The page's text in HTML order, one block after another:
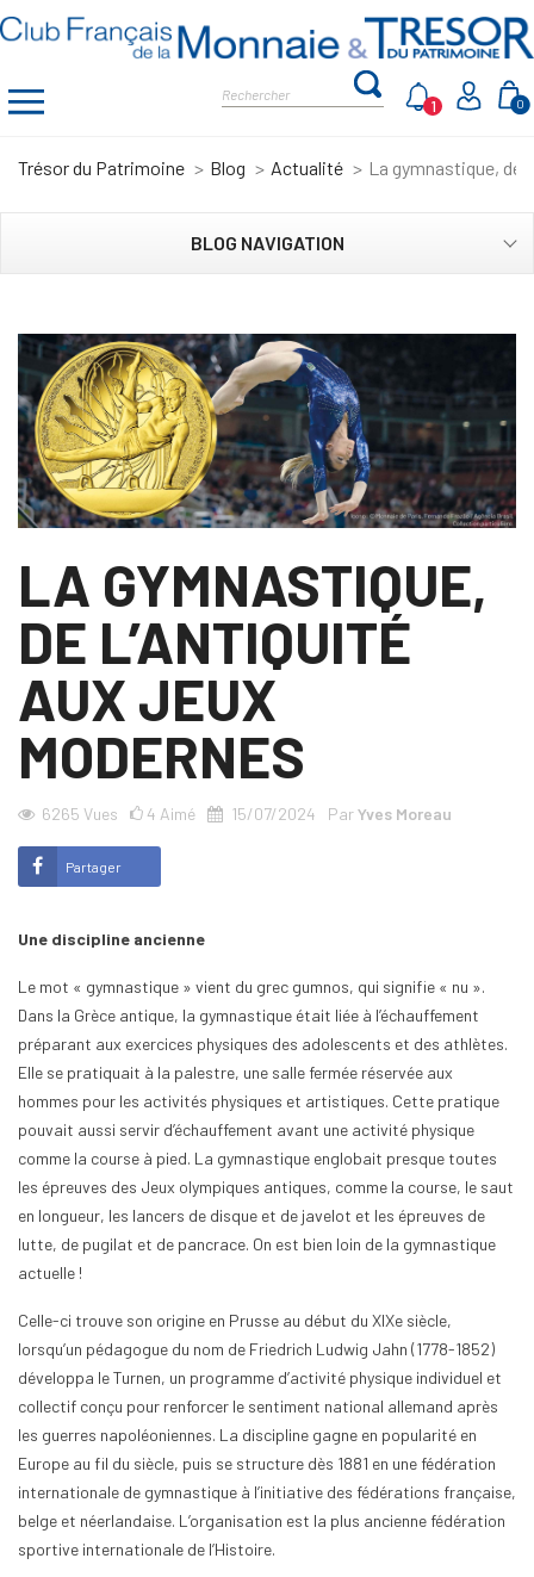
0
1
Trésor du Patrimoine Blog Actualité La gymnastique, de
BLOG NAVIGATION
LA GYMNASTIQUE,
DE L’ANTIQUITÉ
AUX JEUX
MODERNES
6265 Vues 4 Aimé 15/07/2024 ParYves Moreau
Partager
Une discipline ancienne
Le mot « gymnastique » vient du grec gumnos, qui signifie « nu ».
Dans la Grèce antique, la gymnastique était liée à l’échauffement
préparant aux exercices physiques des adolescents et des athlètes.
Elle se pratiquait à la palestre, une salle fermée réservée aux
hommes pour les activités physiques et artistiques. Cette pratique
pouvait aussi servir d’échauffement avant une activité physique
comme la course à pied. La gymnastique englobait presque toutes
les épreuves des Jeux olympiques antiques, comme la course, le saut
en longueur, les lancers de disque et de javelot et les épreuves de
lutte, de pugilat et de pancrace. On est bien loin de la gymnastique
actuelle !
Celle-ci trouve son origine en Prusse au début du XIXe siècle,
lorsqu’un pédagogue du nom de Friedrich Ludwig Jahn (1778-1852)
développa le Turnen, un programme d’activité physique individuel et
collectif conçu pour renforcer le sentiment national allemand après
les guerres napoléoniennes. La discipline gagne en popularité en
Europe au fil du siècle, puis se structure dès 1881 en une fédération
internationale de gymnastique à l’initiative des fédérations française,
belge et néerlandaise. L’organisation est la plus ancienne fédération
sportive internationale de l’Histoire.